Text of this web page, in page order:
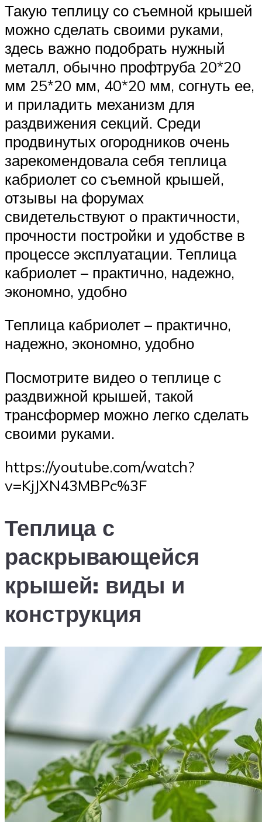
Такую теплицу со съемной крышей
можно сделать своими руками,
здесь важно подобрать нужный
металл, обычно профтруба 20*20
мм 25*20 мм, 40*20 мм, согнуть ее,
и приладить механизм для
раздвижения секций. Среди
продвинутых огородников очень
зарекомендовала себя теплица
кабриолет со съемной крышей,
отзывы на форумах
свидетельствуют о практичности,
прочности постройки и удобстве в
процессе эксплуатации. Теплица
кабриолет – практично, надежно,
экономно, удобно
Теплица кабриолет – практично,
надежно, экономно, удобно
Посмотрите видео о теплице с
раздвижной крышей, такой
трансформер можно легко сделать
своими руками.
https://youtube.com/watch?
v=KjJXN43MBPc%3F
Теплица с
раскрывающейся
крышей: виды и
конструкция